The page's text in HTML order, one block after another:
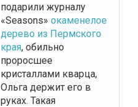
подарили журналу
«Seasons» окаменелое
дерево из Пермского
края, обильно
проросшее
кристаллами кварца,
Ольга держит его в
руках. Такая